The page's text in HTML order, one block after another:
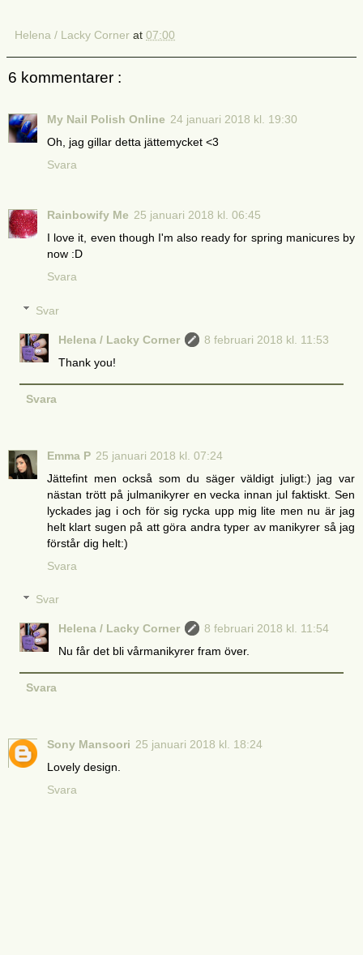
Helena / Lacky Corner at 07:00
6 kommentarer :
My Nail Polish Online 24 januari 2018 kl. 19:30
Oh, jag gillar detta jättemycket <3
Svara
Rainbowify Me 25 januari 2018 kl. 06:45
I love it, even though I'm also ready for spring manicures by
now :D
Svara
Svar
Helena / Lacky Corner
8 februari 2018 kl. 11:53
Thank you!
Svara
Emma P 25 januari 2018 kl. 07:24
Jättefint men också som du säger väldigt juligt:) jag var
nästan trött på julmanikyrer en vecka innan jul faktiskt. Sen
lyckades jag i och för sig rycka upp mig lite men nu är jag
helt klart sugen på att göra andra typer av manikyrer så jag
förstår dig helt:)
Svara
Svar
Helena / Lacky Corner
8 februari 2018 kl. 11:54
Nu får det bli vårmanikyrer fram över.
Svara
Sony Mansoori 25 januari 2018 kl. 18:24
Lovely design.
Svara